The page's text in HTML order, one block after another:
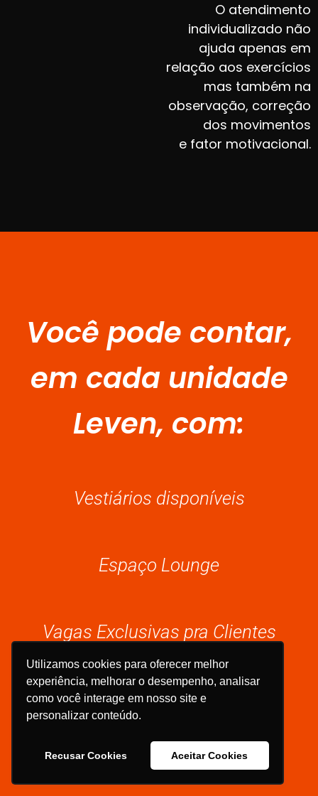
Utilizamos cookies para oferecer melhor
experiência, melhorar o desempenho, analisar
como você interage em nosso site e
personalizar conteúdo.
Recusar Cookies Aceitar Cookies
O atendimento
individualizado não
ajuda apenas em
relação aos exercícios
mas também na
observação, correção
dos movimentos
e fator motivacional.
Você pode contar,
em cada unidade
Leven, com: ​
Vestiários disponíveis
Espaço Lounge
Vagas Exclusivas pra Clientes
Armários disponíveis
Toalhas de treino e banho